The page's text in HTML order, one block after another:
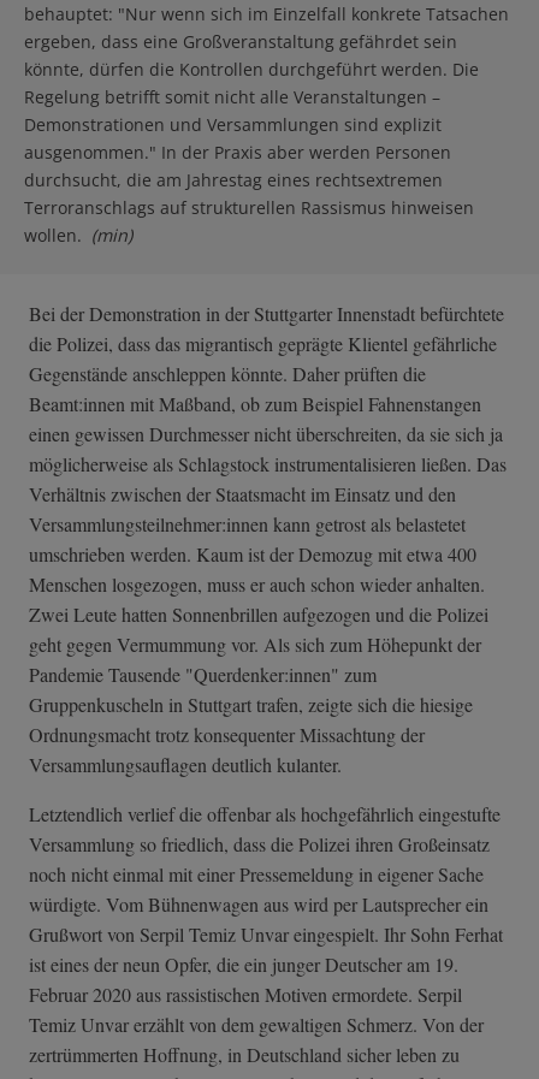
behauptet: "Nur wenn sich im Einzelfall konkrete Tatsachen
ergeben, dass eine Großveranstaltung gefährdet sein
könnte, dürfen die Kontrollen durchgeführt werden. Die
Regelung betrifft somit nicht alle Veranstaltungen –
Demonstrationen und Versammlungen sind explizit
ausgenommen." In der Praxis aber werden Personen
durchsucht, die am Jahrestag eines rechtsextremen
Terroranschlags auf strukturellen Rassismus hinweisen
wollen. (min)
Bei der Demonstration in der Stuttgarter Innenstadt befürchtete
die Polizei, dass das migrantisch geprägte Klientel gefährliche
Gegenstände anschleppen könnte. Daher prüften die
Beamt:innen mit Maßband, ob zum Beispiel Fahnenstangen
einen gewissen Durchmesser nicht überschreiten, da sie sich ja
möglicherweise als Schlagstock instrumentalisieren ließen. Das
Verhältnis zwischen der Staatsmacht im Einsatz und den
Versammlungsteilnehmer:innen kann getrost als belastetet
umschrieben werden. Kaum ist der Demozug mit etwa 400
Menschen losgezogen, muss er auch schon wieder anhalten.
Zwei Leute hatten Sonnenbrillen aufgezogen und die Polizei
geht gegen Vermummung vor. Als sich zum Höhepunkt der
Pandemie Tausende "Querdenker:innen" zum
Gruppenkuscheln in Stuttgart trafen, zeigte sich die hiesige
Ordnungsmacht trotz konsequenter Missachtung der
Versammlungsauflagen deutlich kulanter.
Letztendlich verlief die offenbar als hochgefährlich eingestufte
Versammlung so friedlich, dass die Polizei ihren Großeinsatz
noch nicht einmal mit einer Pressemeldung in eigener Sache
würdigte. Vom Bühnenwagen aus wird per Lautsprecher ein
Grußwort von Serpil Temiz Unvar eingespielt. Ihr Sohn Ferhat
ist eines der neun Opfer, die ein junger Deutscher am 19.
Februar 2020 aus rassistischen Motiven ermordete. Serpil
Temiz Unvar erzählt von dem gewaltigen Schmerz. Von der
zertrümmerten Hoffnung, in Deutschland sicher leben zu